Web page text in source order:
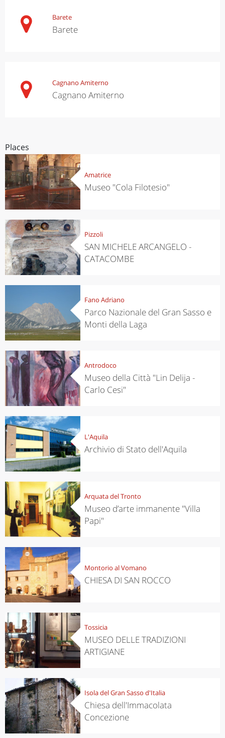
Barete
Barete
Cagnano Amiterno
Cagnano Amiterno
Places
Amatrice
Museo "Cola Filotesio"
Pizzoli
SAN MICHELE ARCANGELO -
CATACOMBE
Fano Adriano
Parco Nazionale del Gran Sasso e
Monti della Laga
Antrodoco
Museo della Città "Lin Delija -
Carlo Cesi"
L'Aquila
Archivio di Stato dell'Aquila
Arquata del Tronto
Museo d’arte immanente "Villa
Papi"
Montorio al Vomano
CHIESA DI SAN ROCCO
Tossicia
MUSEO DELLE TRADIZIONI
ARTIGIANE
Isola del Gran Sasso d'Italia
Chiesa dell'Immacolata
Concezione